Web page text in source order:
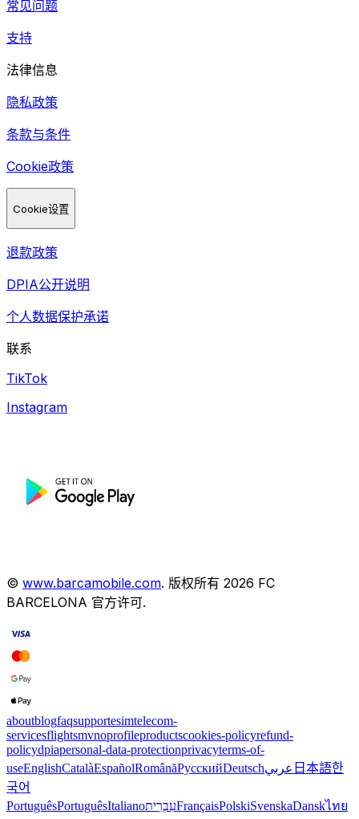
常见问题
支持
法律信息
隐私政策
条款与条件
Cookie政策
Cookie设置
退款政策
DPIA公开说明
个人数据保护承诺
联系
TikTok
Instagram
© www.barcamobile.com. 版权所有 2026 FC
BARCELONA 官方许可.
aboutblogfaqsupportesimtelecom-
servicesflightsmvnoprofileproductscookies-policyrefund-
policydpiapersonal-data-protectionprivacyterms-of-
useEnglishCatalàEspañolRomânăРусскийDeutschعربي 日本語한
국어
PortuguêsPortuguêsItalianoעִבְרִיתFrançaisPolskiSvenskaDanskไทย